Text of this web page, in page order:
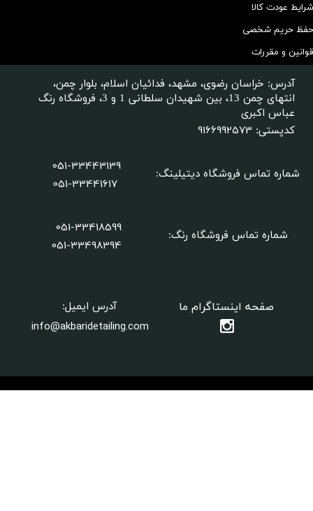
شرایط عودت کالا
حفظ حریم شخصی
قوانین و مقررات
شماره تماس فروشگاه دیتیلینگ:
آدرس ایمیل:
info@akbaridetailing.com
صفحه اینستاگرام ما
051-33443139
051-33441617
آدرس: خراسان رضوی، مشهد، فدائیان اسلام، بلوار چمن،
انتهای چمن 13، بین شهیدان سلطانی 1 و 3، فروشگاه رنگ
عباس اکبری
کدپستی: 9166992573
شماره تماس فروشگاه رنگ:
051-33418599
​​​​​​​051-33498394